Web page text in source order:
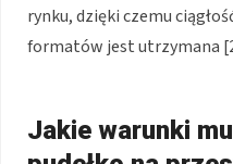
rynku, dzięki czemu
formatów jest utrzymana
Jakie warunki